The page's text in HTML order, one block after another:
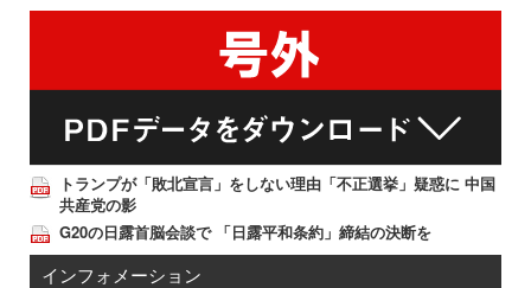
トランプが「敗北宣言」をしない理由「不正選挙」疑惑に 中国
共産党の影
G20の日露首脳会談で 「日露平和条約」締結の決断を
インフォメーション